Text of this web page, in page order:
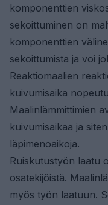
komponenttien
sekoittuminen on
komponenttien
sekoittumista ja voi
Reaktiomaalien
kuivumisaika
Maalinlämmittimien
kuivumisaikaa ja
läpimenoaikoja.
Ruiskutustyön laatu
osatekijöistä.
myös työn laatuun.